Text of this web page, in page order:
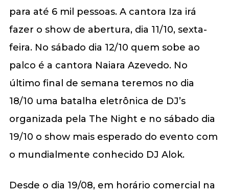
para até 6 mil pessoas. A cantora Iza irá
fazer o show de abertura, dia 11/10, sexta-
feira. No sábado dia 12/10 quem sobe ao
palco é a cantora Naiara Azevedo. No
último final de semana teremos no dia
18/10 uma batalha eletrônica de DJ’s
organizada pela The Night e no sábado dia
19/10 o show mais esperado do evento com
o mundialmente conhecido DJ Alok.
Desde o dia 19/08, em horário comercial na